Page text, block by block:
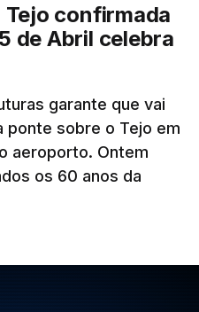
confirmada
de Abril celebra
garante que vai
ponte sobre o Tejo em
aeroporto. Ontem
os 60 anos da